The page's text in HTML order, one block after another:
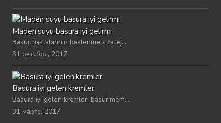
Maden suyu basura iyi gelirmi
Basur hastalarının beslenme stratej...
31 октября, 2017
Basura iyi gelen kremler
Basura iyi gelen kremler, basur mem...
31 марта, 2017